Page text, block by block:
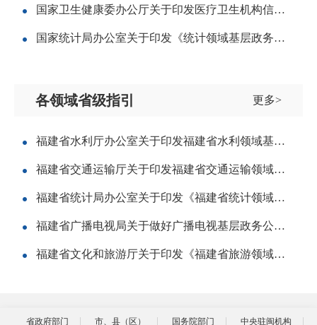
国家卫生健康委办公厅关于印发医疗卫生机构信息公开基本目录的通知
国家统计局办公室关于印发《统计领域基层政务公开标准指引》的通知
更多>
各领域省级指引
福建省水利厅办公室关于印发福建省水利领域基层政务公开标准目录的通知
福建省交通运输厅关于印发福建省交通运输领域基层政务公开标准目录的通知
福建省统计局办公室关于印发《福建省统计领域基层政务公开标准指引》的通知
福建省广播电视局关于做好广播电视基层政务公开标准化规范化工作的通知
福建省文化和旅游厅关于印发《福建省旅游领域基层政务公开标准指引》的通知
省政府部门 市、县（区） 国务院部门 中央驻闽机构